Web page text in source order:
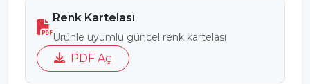
Renk Kartelası
Ürünle uyumlu güncel renk kartelası
PDF Aç